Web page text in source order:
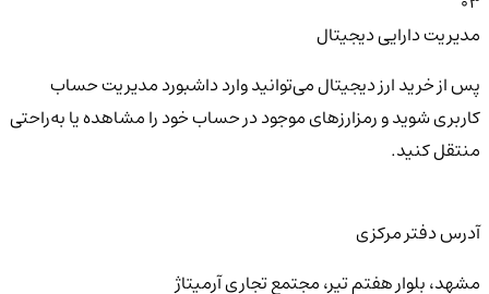
مدیریت دارایی دیجیتال
پس از خرید ارز دیجیتال می‌توانید وارد داشبورد مدیریت حساب
کاربری شوید و رمزارزهای موجود در حساب خود را مشاهده یا به‌راحتی
منتقل کنید.
آدرس دفتر مرکزی
مشهد، بلوار هفتم تیر، مجتمع تجاری آرمیتاژ